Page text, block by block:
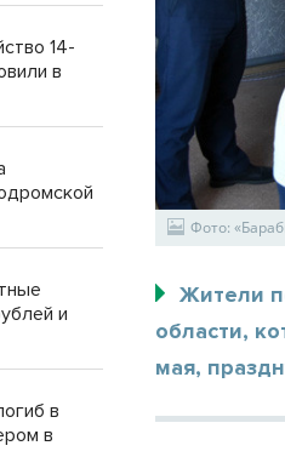
Фото:
Жители
области,
мая,
14-
в
и
в
в